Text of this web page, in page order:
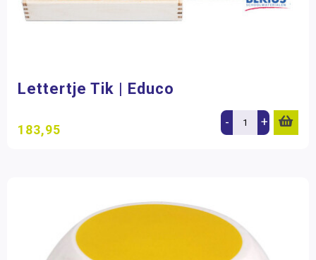
Lettertje Tik | Educo
183,95 - +